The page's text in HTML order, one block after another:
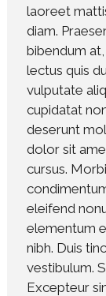
laoreet
diam.
bibendum
lectus quis
vulputate
cupidatat
deserunt
dolor sit
cursus.
eleifend
elementum
nibh. Duis
vestibulum.
Excepteur